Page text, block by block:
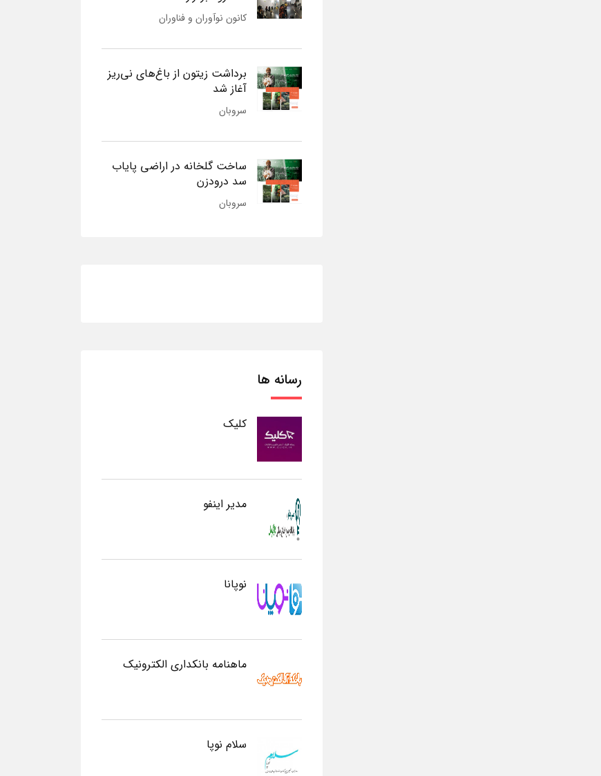
کانون نوآوران و فناوران
برداشت زیتون از باغ‌های نی‌ریز
آغاز شد
سروبان
ساخت گلخانه در اراضی پایاب
سد درودزن
سروبان
رسانه ها
کلیک
مدیر اینفو
نوپانا
ماهنامه بانکداری الکترونیک
سلام نوپا